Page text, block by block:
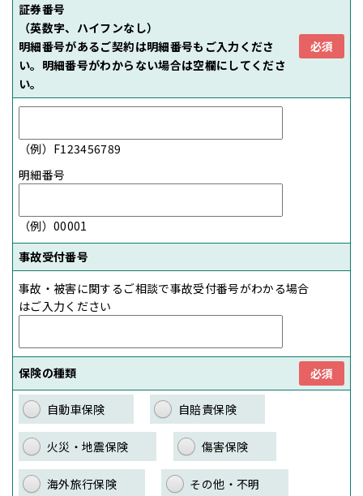
証券番号
（英数字、ハイフンなし）
明細番号があるご契約は明細番号もご入力くださ
い。明細番号がわからない場合は空欄にしてくださ
い。
必須
（例）F123456789
明細番号
（例）00001
事故受付番号
事故・被害に関するご相談で事故受付番号がわかる場合
はご入力ください
保険の種類 必須
自動車保険 自賠責保険
火災・地震保険 傷害保険
海外旅行保険 その他・不明